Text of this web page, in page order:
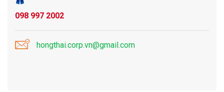
098 997 2002
hongthai.corp.vn@gmail.com